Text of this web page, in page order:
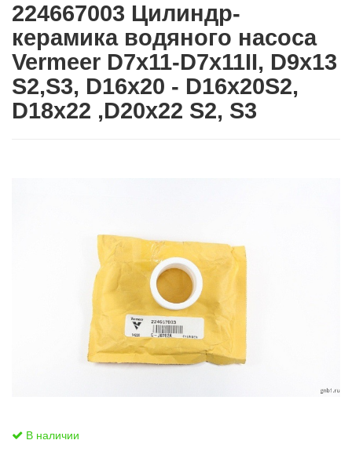
224667003 Цилиндр-
керамика водяного насоса
Vermeer D7x11-D7x11II, D9x13
S2,S3, D16x20 - D16x20S2,
D18x22 ,D20x22 S2, S3
В наличии